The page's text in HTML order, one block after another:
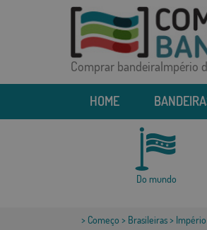
Comprar bandeiraImpério
HOME
Do mundo
> Começo > Brasileiras> Império